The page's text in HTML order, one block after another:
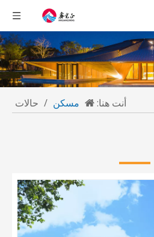
أنت هنا: مسكن / حالات